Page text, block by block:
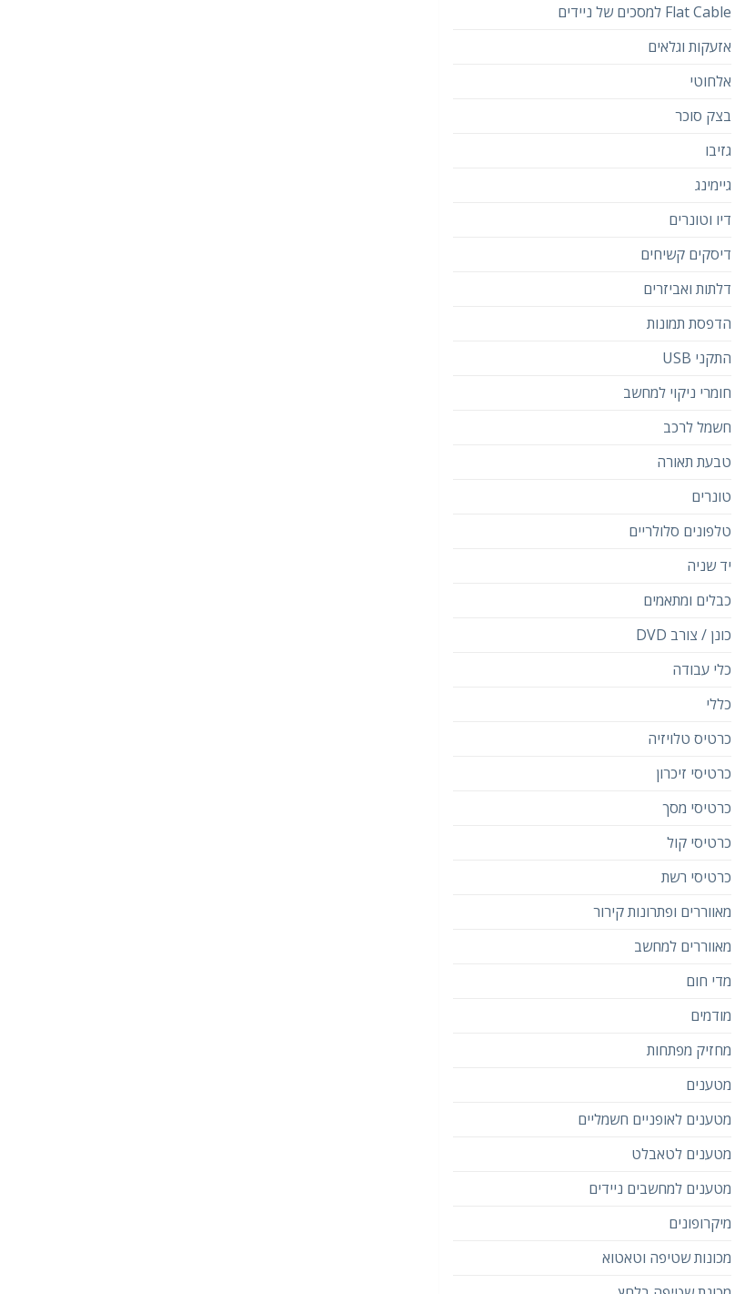
Flat Cable למסכים של ניידים
אזעקות וגלאים
אלחוטי
בצק סוכר
גזיבו
גיימינג
דיו וטונרים
דיסקים קשיחים
דלתות ואביזרים
הדפסת תמונות
התקני USB
חומרי ניקוי למחשב
חשמל לרכב
טבעת תאורה
טונרים
טלפונים סלולריים
יד שניה
כבלים ומתאמים
כונן / צורב DVD
כלי עבודה
כללי
כרטיס טלויזיה
כרטיסי זיכרון
כרטיסי מסך
כרטיסי קול
כרטיסי רשת
מאווררים ופתרונות קירור
מאווררים למחשב
מדי חום
מודמים
מחזיק מפתחות
מטענים
מטענים לאופניים חשמליים
מטענים לטאבלט
מטענים למחשבים ניידים
מיקרופונים
מכונות שטיפה וטאטוא